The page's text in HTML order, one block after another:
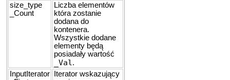
size_type
_Count
Liczba elementów
która zostanie
dodana do
kontenera.
Wszystkie dodane
elementy będą
posiadały wartość
_Val .
InputIterator
Iterator wskazujący